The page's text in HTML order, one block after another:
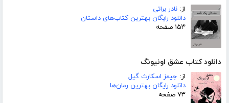
از: نادر براتی
دانلود رایگان بهترین کتاب‌های داستان
۱۵۳ صفحه
دانلود کتاب عشق اونیونگ
از: جیمز اسکارث گیل
دانلود رایگان بهترین رمان‌ها
۷۳ صفحه